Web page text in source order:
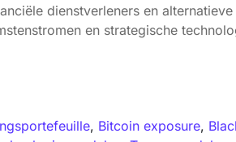
dienstverleners en alternatieve
en strategische
, Bitcoin exposure,